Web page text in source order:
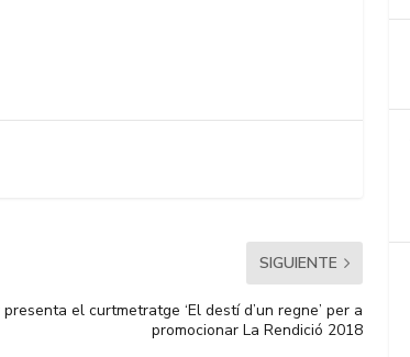
SIGUIENTE
el curtmetratge ‘El destí d’un regne’ per a
promocionar La Rendició 2018